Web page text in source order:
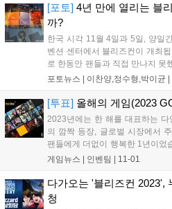
라고 그 이유를 밝혔다. 그랬던 블
[포토] 4년 만에 열리는 블
까?
한국 시각 11월 4일과 5일, 양일
벤션 센터에서 블리즈컨이 개최
로 한동안 팬들과 직접 만나지 못
오프라인 행사로 돌아오죠. 인벤
모이고 보니 해외 출장 경험이 모
포토뉴스 | 이찬양,정수형,박이균
[투표] 올해의 게임(2023
2023년에는 한 해를 대표하는
의 깜짝 등장, 글로벌 시장에서
팬들에게 더없이 행복한 1년이었
아보고 업계 전체의 창의성과 기
함께 반영하고자 합니다. 이를 위
게임뉴스 | 인벤팀 11-01
다가오는 '블리즈컨 2023',
청